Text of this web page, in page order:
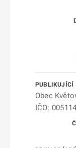
Obec
IČO: